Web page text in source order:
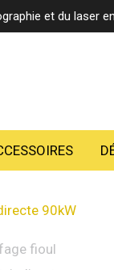
et du laser